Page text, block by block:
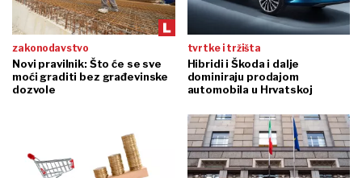
zakonodavstvo
Novi pravilnik: Što će se sve
moći graditi bez građevinske
dozvole
tvrtke i tržišta
Hibridi i Škoda i dalje
dominiraju prodajom
automobila u Hrvatskoj